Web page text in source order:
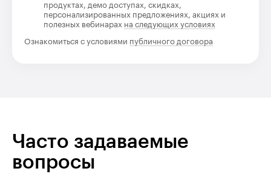
продуктах, демо доступах, скидках,
персонализированных предложениях, акциях и
полезных вебинарах на следующих условиях
Ознакомиться с условиями публичного договора
Часто задаваемые
вопросы